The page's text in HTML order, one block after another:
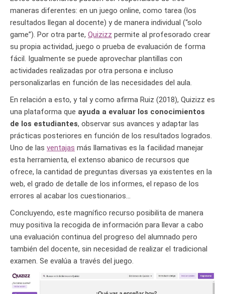
maneras diferentes: en un juego online, como tarea (los
resultados llegan al docente) y de manera individual (“solo
game”). Por otra parte, Quizizz permite al profesorado crear
su propia actividad, juego o prueba de evaluación de forma
fácil. Igualmente se puede aprovechar plantillas con
actividades realizadas por otra persona e incluso
personalizarlas en función de las necesidades del aula.
En relación a esto, y tal y como afirma Ruiz (2018), Quizizz es
una plataforma que ayuda a evaluar los conocimientos
de los estudiantes, observar sus avances y adaptar las
prácticas posteriores en función de los resultados logrados.
Uno de las ventajas más llamativas es la facilidad manejar
esta herramienta, el extenso abanico de recursos que
ofrece, la cantidad de preguntas diversas ya existentes en la
web, el grado de detalle de los informes, el repaso de los
errores al acabar los cuestionarios…
Concluyendo, este magnífico recurso posibilita de manera
muy positiva la recogida de información para llevar a cabo
una evaluación continua del progreso del alumnado pero
también del docente, sin necesidad de realizar el tradicional
examen. Se evalúa a través del juego.